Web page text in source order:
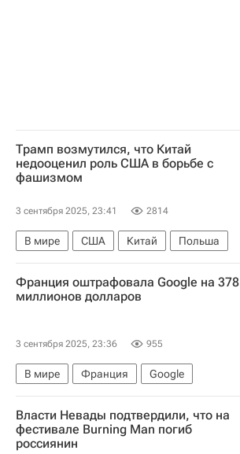
Трамп возмутился, что Китай
недооценил роль США в борьбе с
фашизмом
3 сентября 2025, 23:41 2814
В мире США Китай
Польша
Дональд Трамп
Си Цзиньпин
Кароль Навроцкий
Франция оштрафовала Google на 378
миллионов долларов
3 сентября 2025, 23:36 955
В мире Франция Google
Власти Невады подтвердили, что на
фестивале Burning Man погиб
россиянин